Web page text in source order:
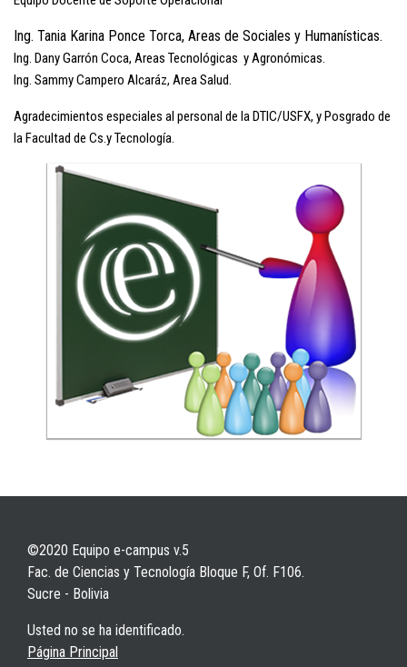
Ing. Tania Karina Ponce Torca, Areas de Sociales y Humanísticas.
Ing. Dany Garrón Coca, Areas Tecnológicas y Agronómicas.
Ing. Sammy Campero Alcaráz, Area Salud.
Agradecimientos especiales al personal de la DTIC/USFX, y Posgrado de
la Facultad de Cs.y Tecnología.
©2020 Equipo e-campus v.5
Fac. de Ciencias y Tecnología Bloque F, Of. F106.
Sucre - Bolivia
Usted no se ha identificado.
Página Principal